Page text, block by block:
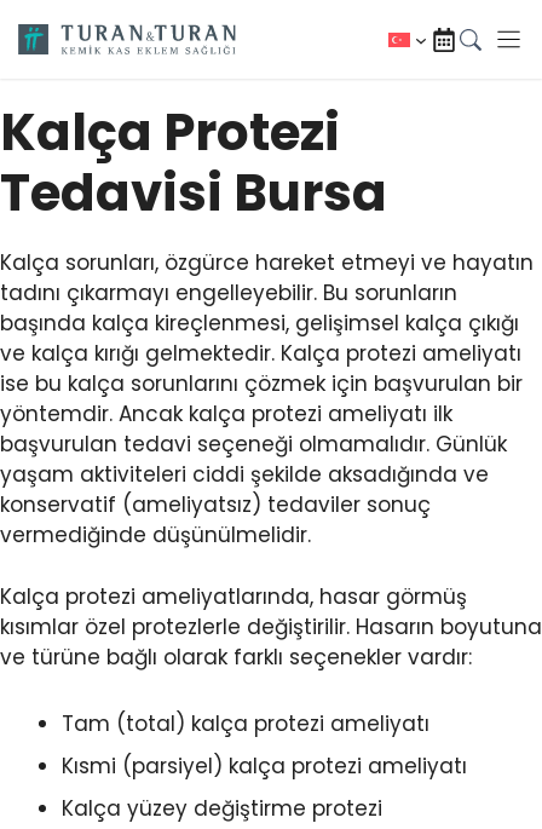
atla
Kalça Protezi
Tedavisi Bursa
Kalça sorunları, özgürce hareket etmeyi ve hayatın
tadını çıkarmayı engelleyebilir. Bu sorunların
başında kalça kireçlenmesi, gelişimsel kalça çıkığı
ve kalça kırığı gelmektedir. Kalça protezi ameliyatı
ise bu kalça sorunlarını çözmek için başvurulan bir
yöntemdir. Ancak kalça protezi ameliyatı ilk
başvurulan tedavi seçeneği olmamalıdır. Günlük
yaşam aktiviteleri ciddi şekilde aksadığında ve
konservatif (ameliyatsız) tedaviler sonuç
vermediğinde düşünülmelidir.
Kalça protezi ameliyatlarında, hasar görmüş
kısımlar özel protezlerle değiştirilir. Hasarın boyutuna
ve türüne bağlı olarak farklı seçenekler vardır:
Tam (total) kalça protezi ameliyatı
Kısmi (parsiyel) kalça protezi ameliyatı
Kalça yüzey değiştirme protezi